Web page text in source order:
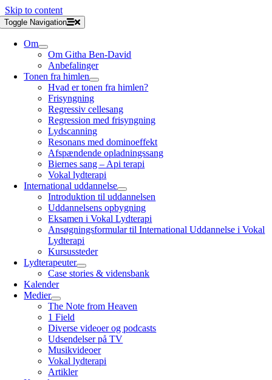
Skip to content
Toggle Navigation
Om
Om Githa Ben-David
Anbefalinger
Tonen fra himlen
Hvad er tonen fra himlen?
Frisyngning
Regressiv cellesang
Regression med frisyngning
Lydscanning
Resonans med dominoeffekt
Afspændende opladningssang
Biernes sang – Api terapi
Vokal lydterapi
International uddannelse
Introduktion til uddannelsen
Uddannelsens opbygning
Eksamen i Vokal Lydterapi
Ansøgningsformular til International Uddannelse i Vokal
Lydterapi
Kursussteder
Lydterapeuter
Case stories & vidensbank
Kalender
Medier
The Note from Heaven
1 Field
Diverse videoer og podcasts
Udsendelser på TV
Musikvideoer
Vokal lydterapi
Artikler